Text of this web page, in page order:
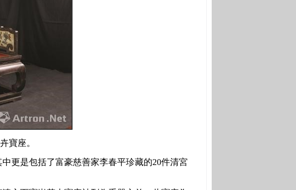
座。
更是包括了富豪慈善家李春平珍藏的20件清宮